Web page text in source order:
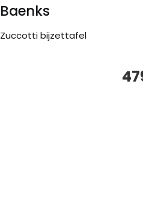
Baenks
Zuccotti bijzettafel